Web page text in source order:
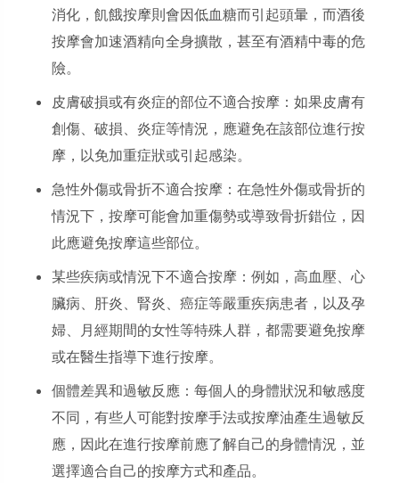
消化，飢餓按摩則會因低血糖而引起頭暈，而酒後
按摩會加速酒精向全身擴散，甚至有酒精中毒的危
險。
皮膚破損或有炎症的部位不適合按摩：如果皮膚有
創傷、破損、炎症等情況，應避免在該部位進行按
摩，以免加重症狀或引起感染。
急性外傷或骨折不適合按摩：在急性外傷或骨折的
情況下，按摩可能會加重傷勢或導致骨折錯位，因
此應避免按摩這些部位。
某些疾病或情況下不適合按摩：例如，高血壓、心
臟病、肝炎、腎炎、癌症等嚴重疾病患者，以及孕
婦、月經期間的女性等特殊人群，都需要避免按摩
或在醫生指導下進行按摩。
個體差異和過敏反應：每個人的身體狀況和敏感度
不同，有些人可能對按摩手法或按摩油產生過敏反
應，因此在進行按摩前應了解自己的身體情況，並
選擇適合自己的按摩方式和產品。